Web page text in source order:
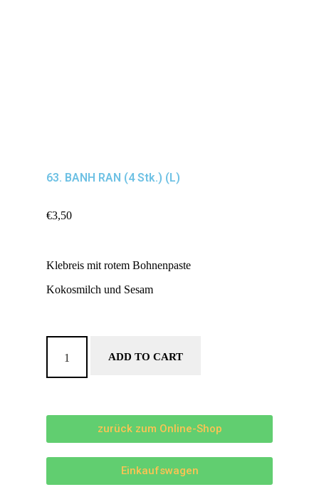
63. BANH RAN (4 Stk.) (L)
€3,50
Klebreis mit rotem Bohnenpaste
Kokosmilch und Sesam
ADD TO CART
zurück zum Online-Shop
Einkaufswagen